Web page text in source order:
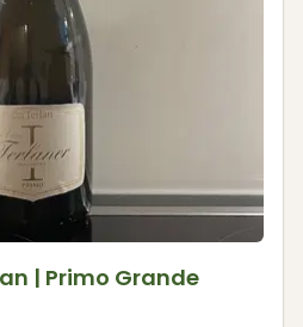
| Primo Grande